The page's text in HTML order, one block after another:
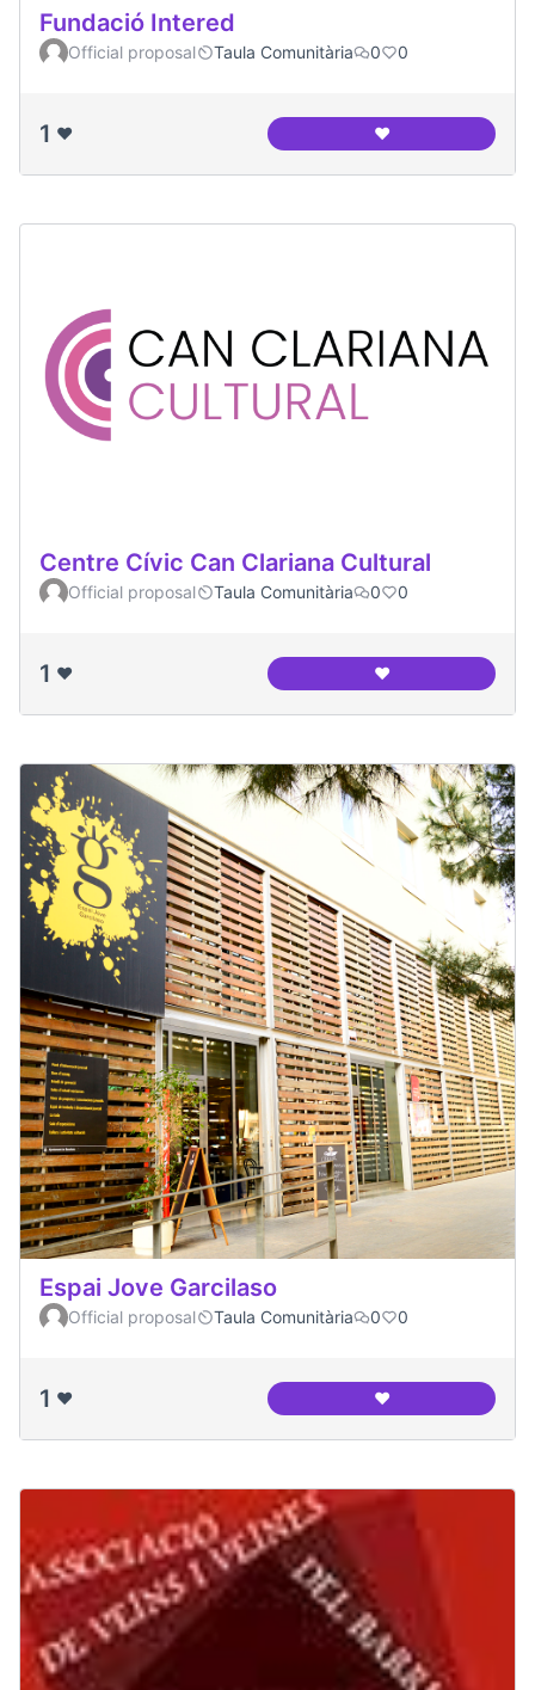
Fundació Intered
Official proposal Taula Comunitària 0 0
1 ❤️ ❤️Fundació Intered
Centre Cívic Can Clariana Cultural
Official proposal Taula Comunitària 0 0
1 ❤️ ❤️Centre Cívic Can
Espai Jove Garcilaso
Official proposal Taula Comunitària 0 0
1 ❤️ ❤️Espai Jove